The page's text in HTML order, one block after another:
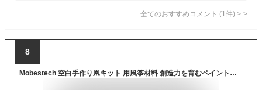
全てのおすすめコメント (1 件) >
8
Mobestech 空白手作り凧キット 用風筝材料 創造力を育むペイント可能なホワイトカイト お絵かきと工作遊びに キッズアート教材として公園や